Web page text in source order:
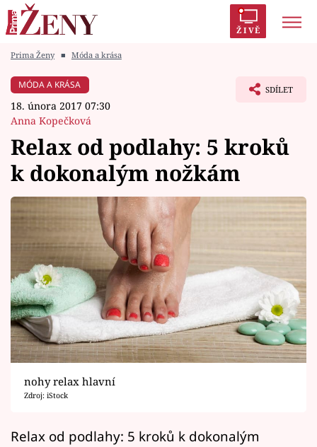
ŽIVĚ
Módní alarm
Témata
Celebrity
Vztahy
Seriály
Horoskopy
Sledujte prima+
Filmový festival Karlovy Vary
Prima Ženy ■ Móda a krása
MÓDA A KRÁSA
18. února 2017 07:30
Anna Kopečková
SDÍLET
Relax od podlahy: 5 kroků
k dokonalým nožkám
nohy relax hlavní
Zdroj: iStock
Relax od podlahy: 5 kroků k dokonalým